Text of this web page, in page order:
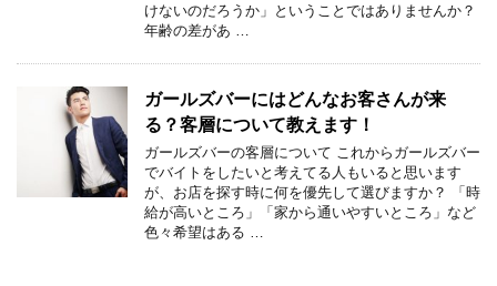
けないのだろうか」ということではありませんか？
年齢の差があ …
ガールズバーにはどんなお客さんが来
る？客層について教えます！
ガールズバーの客層について これからガールズバー
でバイトをしたいと考えてる人もいると思います
が、お店を探す時に何を優先して選びますか？ 「時
給が高いところ」「家から通いやすいところ」など
色々希望はある …